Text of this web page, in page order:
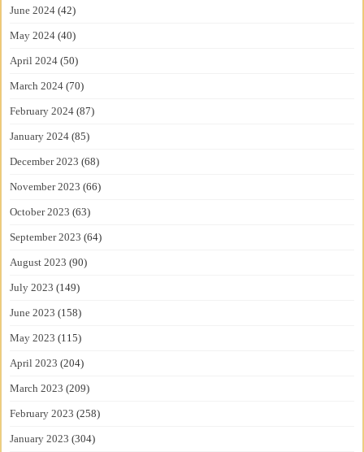
June 2024 (42)
May 2024 (40)
April 2024 (50)
March 2024 (70)
February 2024 (87)
January 2024 (85)
December 2023 (68)
November 2023 (66)
October 2023 (63)
September 2023 (64)
August 2023 (90)
July 2023 (149)
June 2023 (158)
May 2023 (115)
April 2023 (204)
March 2023 (209)
February 2023 (258)
January 2023 (304)